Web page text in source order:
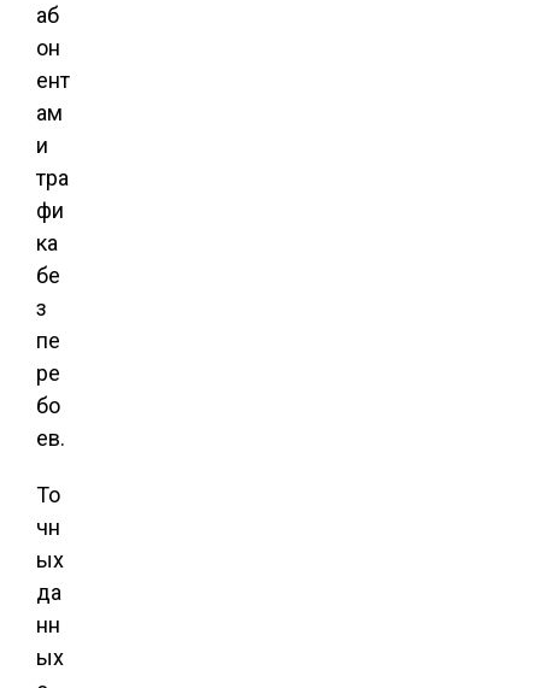
аб
он
ент
ам
и
тра
фи
ка
бе
з
пе
ре
бо
ев.
То
чн
ых
да
нн
ых